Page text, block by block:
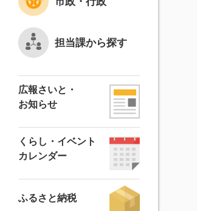
担当課から探す
広報さいと・
お知らせ
くらし・イベント
カレンダー
ふるさと納税